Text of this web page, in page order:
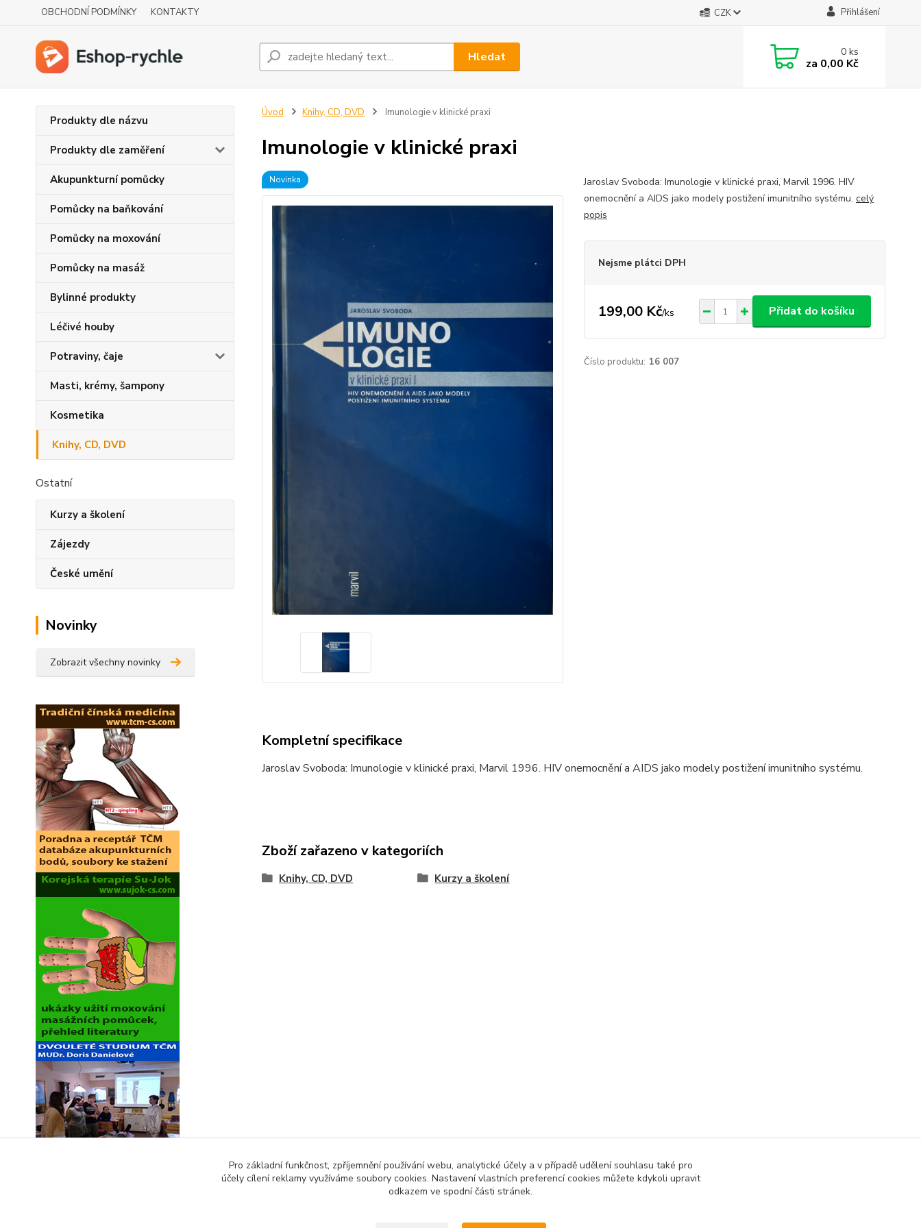
OBCHODNÍ PODMÍNKY KONTAKTY CZK Přihlášení
Hledat 0ks
za 0,00 Kč
Produkty dle názvu
Produkty dle zaměření
Akupunkturní pomůcky
Pomůcky na baňkování
Pomůcky na moxování
Pomůcky na masáž
Bylinné produkty
Léčivé houby
Potraviny, čaje
Masti, krémy, šampony
Kosmetika
Knihy, CD, DVD
Ostatní
Kurzy a školení
Zájezdy
České umění
Novinky
Zobrazit všechny novinky
Úvod Knihy, CD, DVD Imunologie v klinické praxi
Imunologie v klinické praxi
Novinka
Jaroslav Svoboda: Imunologie v klinické praxi, Marvil 1996. HIV
onemocnění a AIDS jako modely postižení imunitního systému. celý
popis
Nejsme plátci DPH
199,00 Kč/ks Přidat do košíku
Číslo produktu: 16 007
Kompletní specifikace
Jaroslav Svoboda: Imunologie v klinické praxi, Marvil 1996. HIV onemocnění a AIDS jako modely postižení imunitního systému.
Zboží zařazeno v kategoriích
Knihy, CD, DVD Kurzy a školení
Pro základní funkčnost, zpříjemnění používání webu, analytické účely a v případě udělení souhlasu také pro
účely cílení reklamy využíváme soubory cookies. Nastavení vlastních preferencí cookies můžete kdykoli upravit
odkazem ve spodní části stránek.